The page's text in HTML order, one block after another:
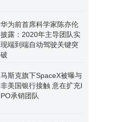
华为前首席科学家陈亦伦
披露：2020年主导团队实
现端到端自动驾驶关键突
破
马斯克旗下SpaceX被曝与
非美国银行接触 意在扩充I
PO承销团队